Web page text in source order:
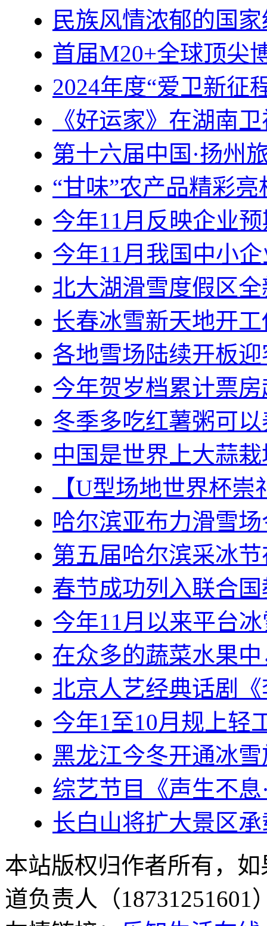
民族风情浓郁的国
首届M20+全球顶尖
2024年度“爱卫新征
《好运家》在湖南
第十六届中国·扬州
“甘味”农产品精彩
今年11月反映企业
今年11月我国中小
北大湖滑雪度假区
长春冰雪新天地开
各地雪场陆续开板
今年贺岁档累计票
冬季多吃红薯粥可
中国是世界上大蒜
【U型场地世界杯
哈尔滨亚布力滑雪
第五届哈尔滨采冰
春节成功列入联合
今年11月以来平台
在众多的蔬菜水果
北京人艺经典话剧
今年1至10月规上轻
黑龙江今冬开通冰
综艺节目《声生不
长白山将扩大景区
本站版权归作者所有，
道负责人（